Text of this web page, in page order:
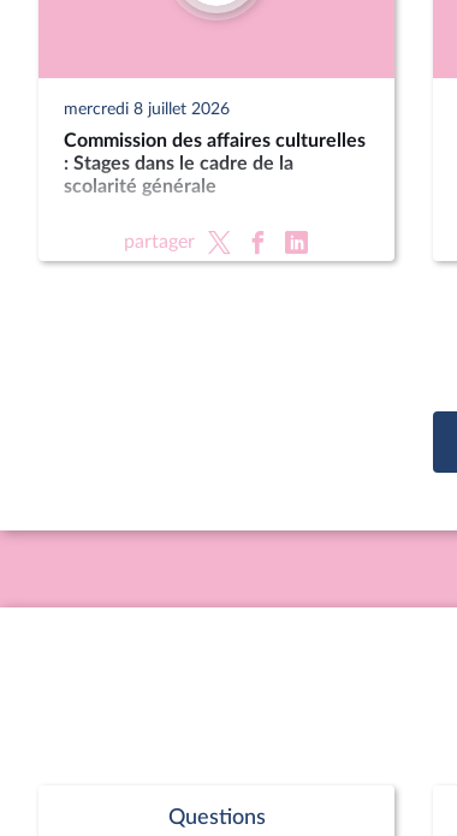
mercredi 8 juillet 2026
Commission des affaires culturelles
: Stages dans le cadre de la
scolarité générale
partager
Questions